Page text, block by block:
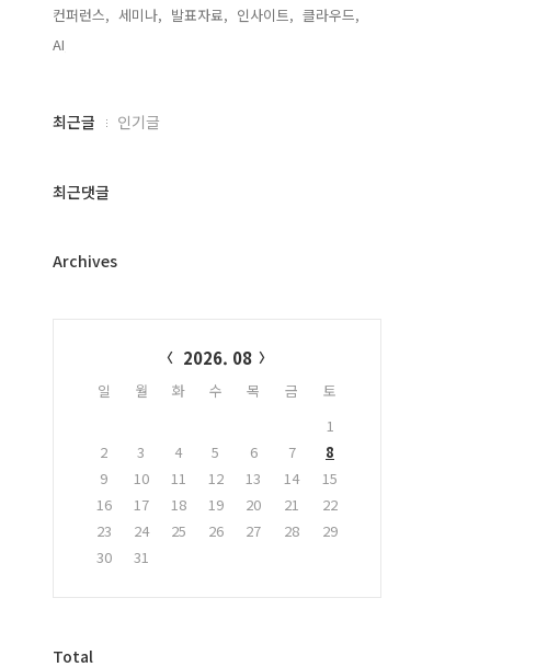
컨퍼런스, 세미나, 발표자료, 인사이트, 클라우드,
AI,
최
과
글
최근글 인기글
최근댓글
Archives
2026. 08
일 월 화 수 목 금
토
1
2
3 4 5 6 7
8
9
10 11 12 13 14
15
16
17 18 19 20 21
22
23
24 25 26 27 28
29
30
31
방
Total